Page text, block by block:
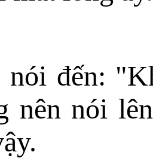
đến:
nên nói